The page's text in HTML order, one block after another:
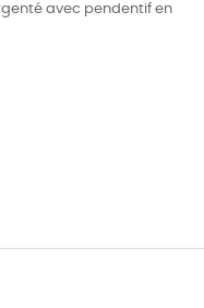
avec pendentif en